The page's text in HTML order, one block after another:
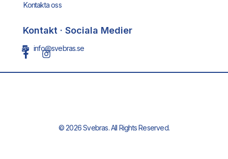
Kontakta oss
Kontakt · Sociala Medier
info@svebras.se
© 2026 Svebras. All Rights Reserved.